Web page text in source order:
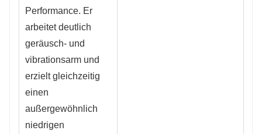
Performance. Er
arbeitet deutlich
geräusch- und
vibrationsarm und
erzielt gleichzeitig
einen
außergewöhnlich
niedrigen